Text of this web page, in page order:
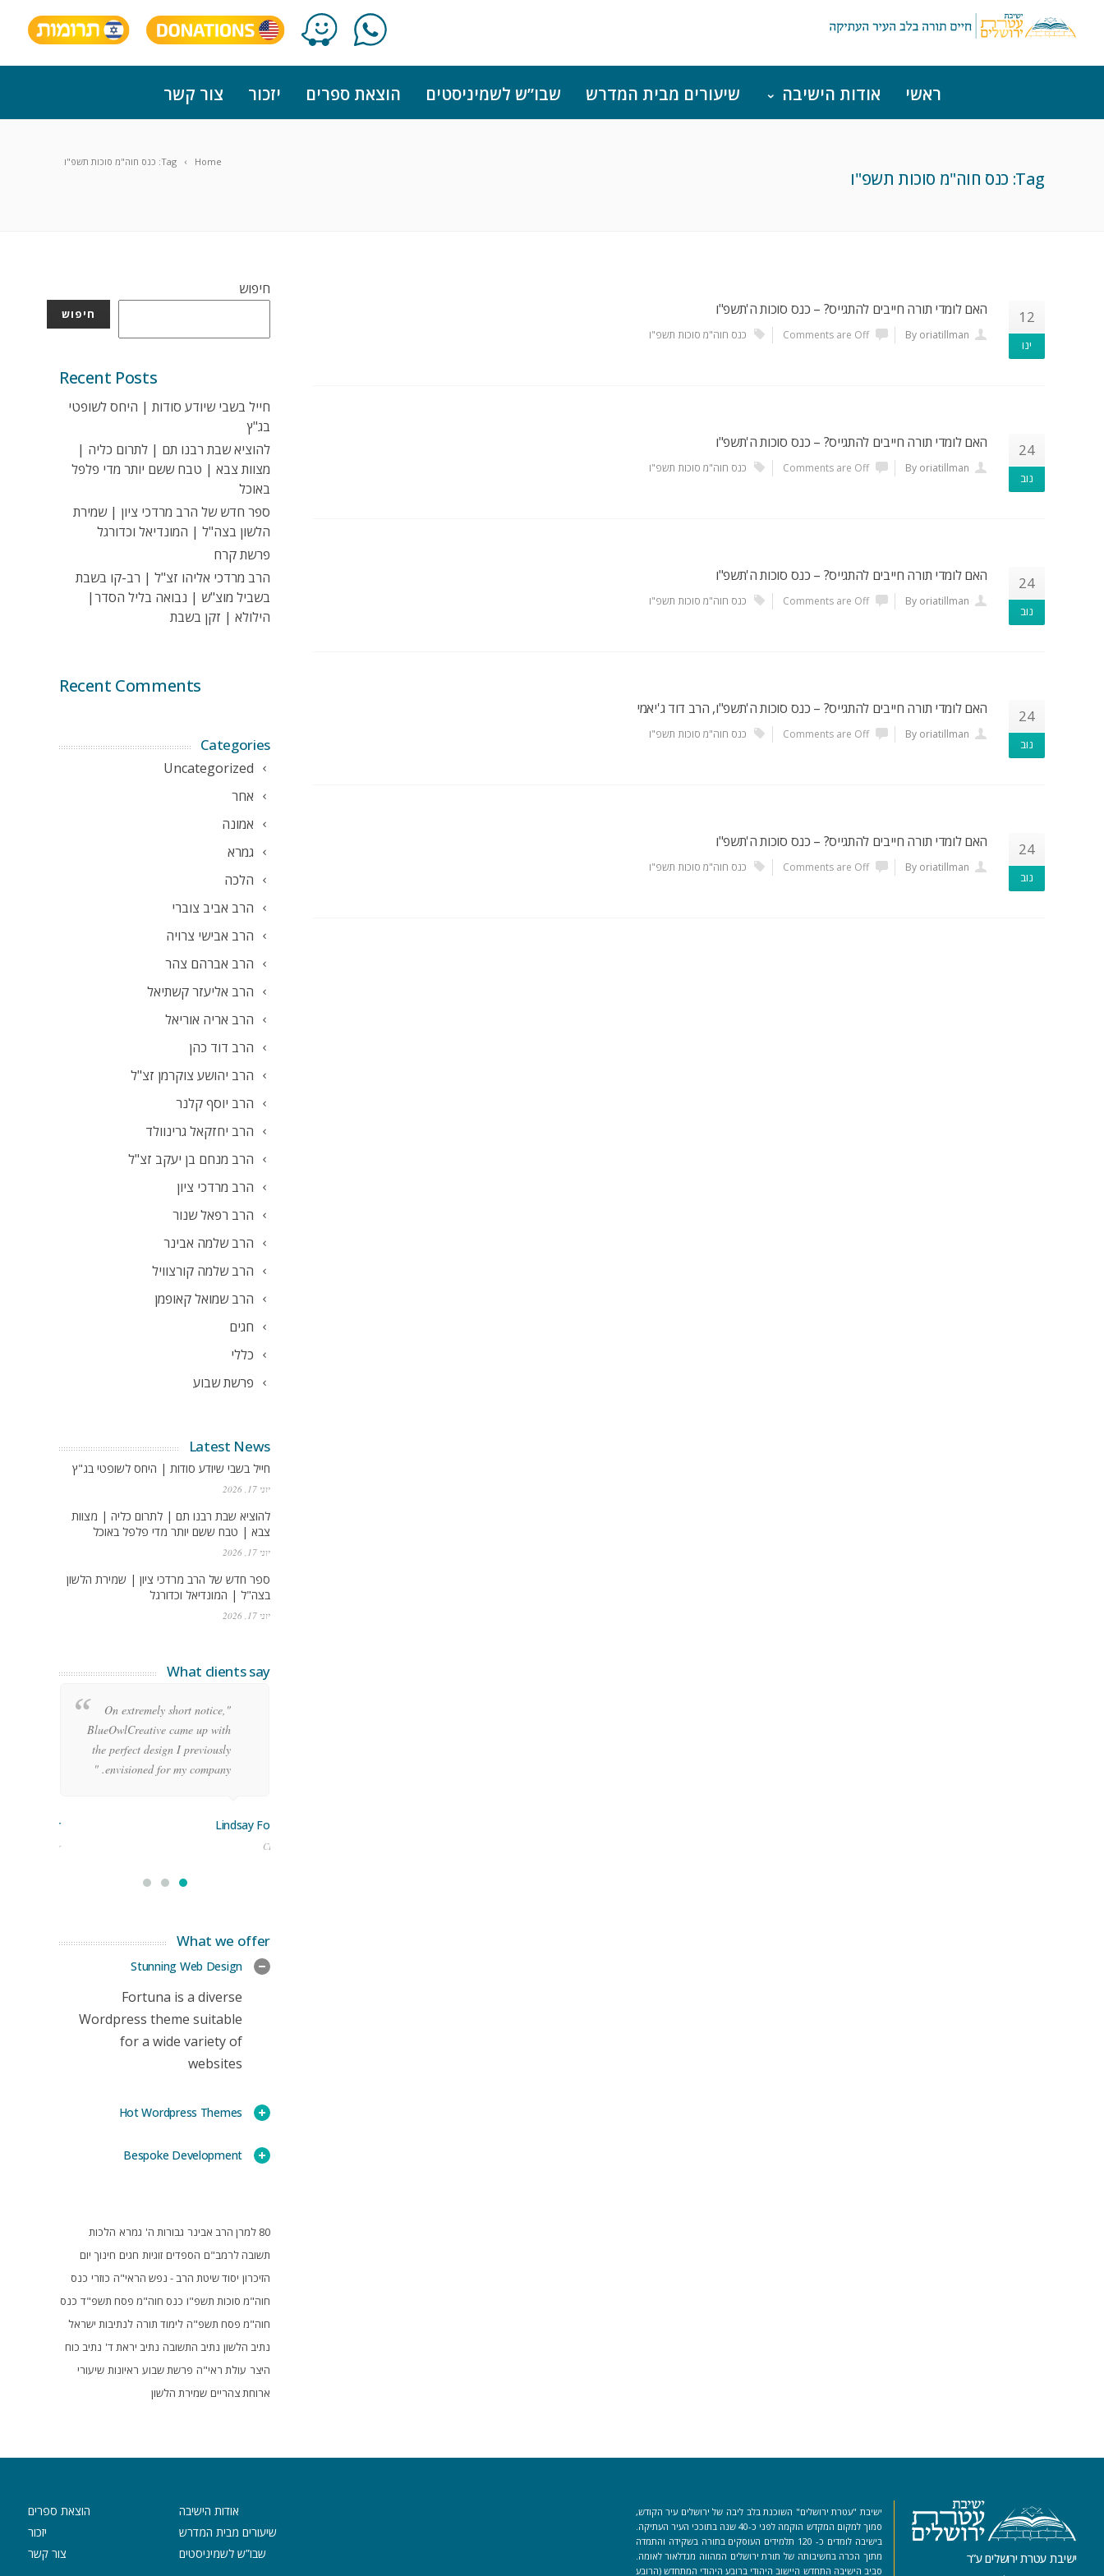
ראשי אודות הישיבה שיעורים מבית המדרש שבו”ש לשמיניסטים הוצאת ספרים יזכור צור קשר
Home Tag: כנס חוה"מ סוכות תשפ"ו
Tag: כנס חוה"מ סוכות תשפ"ו
12
ינו
האם לומדי תורה חייבים להתגייס? – כנס סוכות ה'תשפ"ו
By oriatillman
Comments are Off כנס חוה"מ סוכות תשפ"ו
24
נוב
האם לומדי תורה חייבים להתגייס? – כנס סוכות ה'תשפ"ו
By oriatillman
Comments are Off כנס חוה"מ סוכות תשפ"ו
24
נוב
האם לומדי תורה חייבים להתגייס? – כנס סוכות ה'תשפ"ו
By oriatillman
Comments are Off כנס חוה"מ סוכות תשפ"ו
24
נוב
האם לומדי תורה חייבים להתגייס? – כנס סוכות ה'תשפ"ו, הרב דוד ג'יאמי
By oriatillman
Comments are Off כנס חוה"מ סוכות תשפ"ו
24
נוב
האם לומדי תורה חייבים להתגייס? – כנס סוכות ה'תשפ"ו
By oriatillman
Comments are Off כנס חוה"מ סוכות תשפ"ו
חיפוש
חיפוש
Recent Posts
חייל בשבי שיודע סודות | היחס לשופטי
בג"ץ
להוציא שבת רבנו תם | לתרום כליה |
מצוות צבא | טבח ששם יותר מדי פלפל
באוכל
ספר חדש של הרב מרדכי ציון | שמירת
הלשון בצה"ל | המונדיאל וכדורגל
פרשת קרח
הרב מרדכי אליהו זצ"ל | רב-קו בשבת
בשביל מוצ"ש | נבואה בליל הסדר|
הילולא | זקן בשבת
Recent Comments
Categories
Uncategorized
אחר
אמונה
גמרא
הלכה
הרב אביב צוברי
הרב אבישי צרויה
הרב אברהם צהר
הרב אליעזר קשתיאל
הרב אריה אוריאל
הרב דוד כהן
הרב יהושע צוקרמן זצ"ל
הרב יוסף קלנר
הרב יחזקאל גרינוולד
הרב מנחם בן יעקב זצ"ל
הרב מרדכי ציון
הרב רפאל שנור
הרב שלמה אבינר
הרב שלמה קורצוויל
הרב שמואל קאופמן
חגים
כללי
פרשת שבוע
Latest News
חייל בשבי שיודע סודות | היחס לשופטי בג"ץ
יוני 17, 2026
להוציא שבת רבנו תם | לתרום כליה | מצוות
צבא | טבח ששם יותר מדי פלפל באוכל
יוני 17, 2026
ספר חדש של הרב מרדכי ציון | שמירת הלשון
בצה"ל | המונדיאל וכדורגל
יוני 17, 2026
What clients say
"On extremely short notice,
BlueOwlCreative came up with
the perfect design I previously
envisioned for my company. "
Lindsay Ford
CEO
Stoner
Manager
What we offer
Stunning Web Design
Fortuna is a diverse
Wordpress theme suitable
for a wide variety of
websites
Hot Wordpress Themes
Bespoke Development
80 למרן הרב אבינר גבורות ה' גמרא הלכות
תשובה לרמב"ם הספדים זוגיות חגים חינוך יום
הזיכרון יסוד שיטת הרב - נפש הראי"ה כוזרי כנס
חוה"מ סוכות תשפ"ו כנס חוה"מ פסח תשפ"ד כנס
חוה"מ פסח תשפ"ה לימוד תורה לנתיבות ישראל
נתיב הלשון נתיב התשובה נתיב יראת ד' נתיב כוח
היצר עולת ראי"ה פרשת שבוע ראיונות שיעורי
ארוחת צהריים שמירת הלשון
ישיבת עטרת ירושלים ע”ר
ישיבת "עטרת ירושלים" השוכנת בלב ליבה של ירושלים עיר הקודש,
סמוך למקום המקדש הוקמה לפני כ-40 שנה בתוככי העיר העתיקה.
בישיבה לומדים כ- 120 תלמידים העוסקים בתורה בשקידה והתמדה
מתוך הכרה בחשיבותה של תורת ירושלים המהווה מגדלאור לאומה.
סביב הישיבה התחדש היישוב היהודי ברובע היהודי המתחדש (הרובע
אודות הישיבה
שיעורים מבית המדרש
שבו”ש לשמיניסטים
הוצאת ספרים
יזכור
צור קשר